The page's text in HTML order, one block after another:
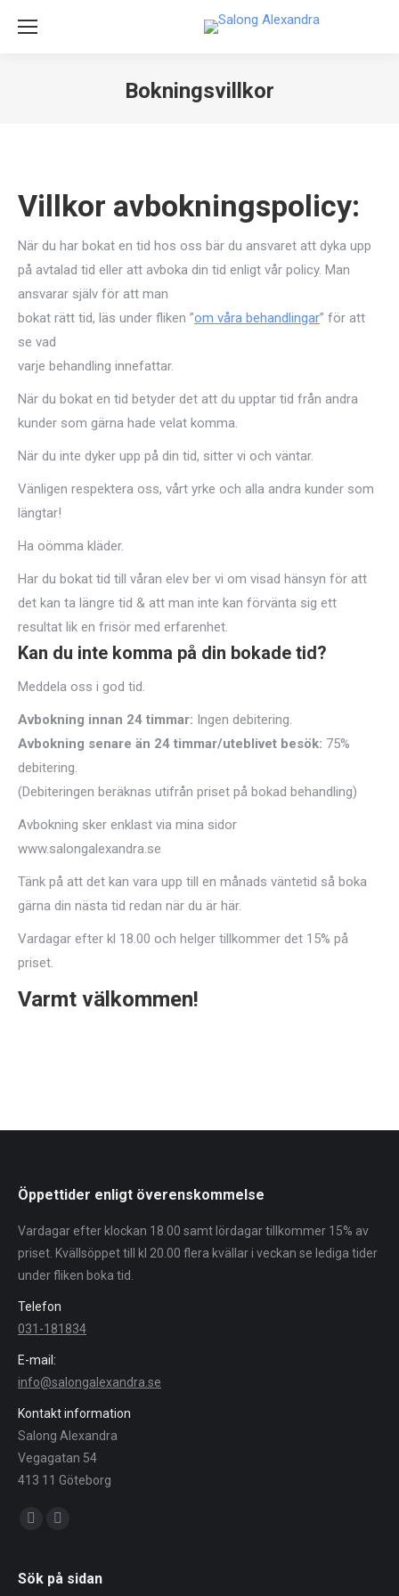
Bokningsvillkor
Villkor avbokningspolicy:
När du har bokat en tid hos oss bär du ansvaret att dyka upp
på avtalad tid eller att avboka din tid enligt vår policy. Man
ansvarar själv för att man
bokat rätt tid, läs under fliken ”om våra behandlingar” för att
se vad
varje behandling innefattar.
När du bokat en tid betyder det att du upptar tid från andra
kunder som gärna hade velat komma.
När du inte dyker upp på din tid, sitter vi och väntar.
Vänligen respektera oss, vårt yrke och alla andra kunder som
längtar!
Ha oömma kläder.
Har du bokat tid till våran elev ber vi om visad hänsyn för att
det kan ta längre tid & att man inte kan förvänta sig ett
resultat lik en frisör med erfarenhet.
Kan du inte komma på din bokade tid?
Meddela oss i god tid.
Avbokning innan 24 timmar: Ingen debitering.
Avbokning senare än 24 timmar/uteblivet besök: 75%
debitering.
(Debiteringen beräknas utifrån priset på bokad behandling)
Avbokning sker enklast via mina sidor
www.salongalexandra.se
Tänk på att det kan vara upp till en månads väntetid så boka
gärna din nästa tid redan när du är här.
Vardagar efter kl 18.00 och helger tillkommer det 15% på
priset.
Varmt välkommen!
Öppettider enligt överenskommelse
Vardagar efter klockan 18.00 samt lördagar tillkommer 15% av
priset. Kvällsöppet till kl 20.00 flera kvällar i veckan se lediga tider
under fliken boka tid.
Telefon
031-181834
E-mail:
info@salongalexandra.se
Kontakt information
Salong Alexandra
Vegagatan 54
413 11 Göteborg
Du hittar oss på:
Sök på sidan